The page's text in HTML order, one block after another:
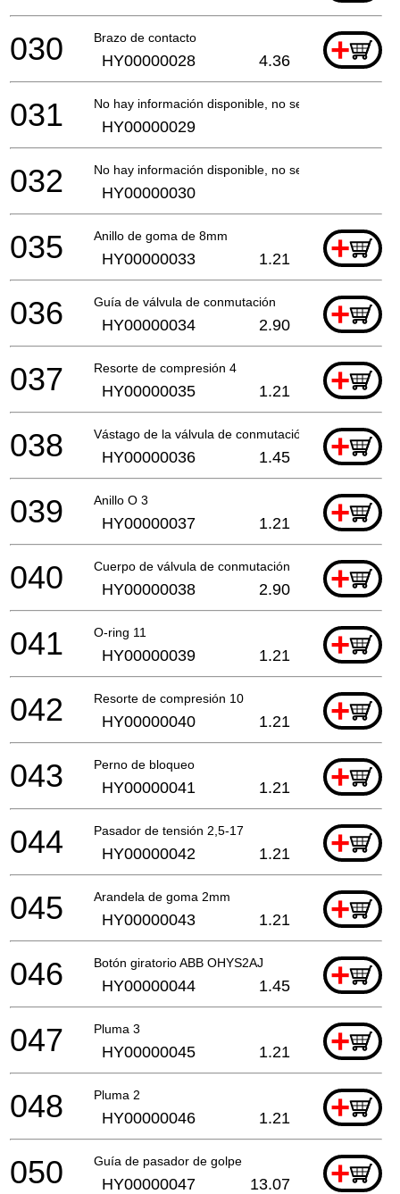
Brazo de contacto +
030 HY00000028 4.36
No hay información disponible, no se puede pedir
031 HY00000029
No hay información disponible, no se puede pedir
032 HY00000030
Anillo de goma de 8mm +
035 HY00000033 1.21
Guía de válvula de conmutación +
036 HY00000034 2.90
Resorte de compresión 4 +
037 HY00000035 1.21
Vástago de la válvula de conmutación +
038 HY00000036 1.45
Anillo O 3 +
039 HY00000037 1.21
Cuerpo de válvula de conmutación +
040 HY00000038 2.90
O-ring 11 +
041 HY00000039 1.21
Resorte de compresión 10 +
042 HY00000040 1.21
Perno de bloqueo +
043 HY00000041 1.21
Pasador de tensión 2,5-17 +
044 HY00000042 1.21
Arandela de goma 2mm +
045 HY00000043 1.21
Botón giratorio ABB OHYS2AJ +
046 HY00000044 1.45
Pluma 3 +
047 HY00000045 1.21
Pluma 2 +
048 HY00000046 1.21
Guía de pasador de golpe +
050 HY00000047 13.07